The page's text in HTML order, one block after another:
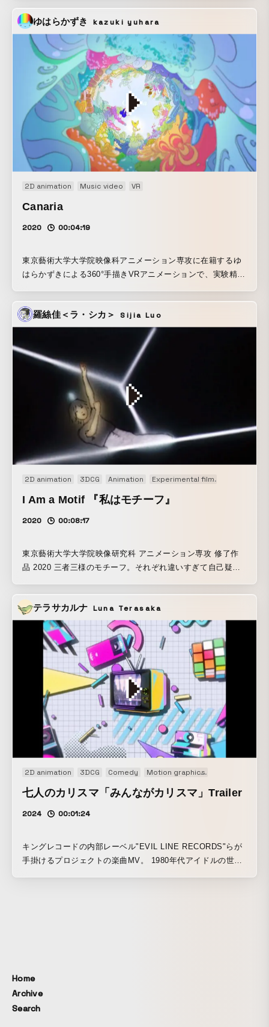
成。力強さと筋肉、瞬発力や軌道の美しさを、抽象的なニュ
アンスも含めて描画。選手の筋肉美を拾う視点や、偶発的な
色の弾けなどにおいて、手書きならではであることを追求。
生放送の不規則なタイムテーブルにおいて、ランダムな尺で
の放送に使用できるよう、どの瞬間で切ってもスポーツ番組
であることがわかるように配慮した。音楽のリズムに細かく
絵を合わせ、視線が吸い付くような動きを心掛けている。
ゆはらかずき kazuki yuhara
2D animation Music video VR
Canaria
2020 00:04:19
東京藝術⼤学⼤学院映像科アニメーション専攻に在籍するゆ
はらかずきによる360°⼿描きVRアニメーションで、実験精神
ュージックビデオでもある。1羽のカナリアと世界との出会い
をテーマに、360°すべてをカラフルかつ綿密に手描きした。
VRゴーグル、全天球スクリーン、パソコン、スマートフォン
での再⽣に対応しており、映像的な演出がありながらもVRな
らではの自由さが与えられた仮想空間内で、鑑賞者は壮大な
世界観への没入を促されていく。ミュージックビデオを鑑賞
から体験へと再定義しようとする作品。
羅絲佳＜ラ・シカ＞ Sijia Luo
2D animation 3DCG Animation Experimental film
I Am a Motif 『私はモチーフ』
2020 00:08:17
東京藝術大学大学院映像研究科 アニメーション専攻 修了作
品 2020 三者三様のモチーフ。それぞれ違いすぎて自己疑念
抑えきれずに踊り出し、ほかのモチーフもあとを続く… 実
は「私」もモチーフなのか？
テラサカルナ Luna Terasaka
2D animation 3DCG Comedy Motion graphics
七人のカリスマ「みんながカリスマ」Trailer
2024 00:01:24
キングレコードの内部レーベル"EVIL LINE RECORDS"らが
手掛けるプロジェクトの楽曲MV。 1980年代アイドルの世界
Home
Archive
Search